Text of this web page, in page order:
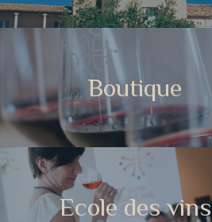
Boutique
Ecole des vins